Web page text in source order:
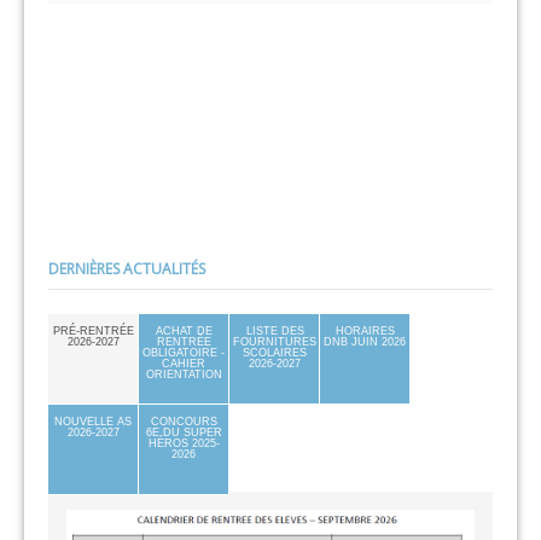
DERNIÈRES ACTUALITÉS
PRÉ-RENTRÉE
2026-2027
ACHAT DE
RENTRÉE
OBLIGATOIRE -
CAHIER
ORIENTATION
LISTE DES
FOURNITURES
SCOLAIRES
2026-2027
HORAIRES
DNB JUIN 2026
NOUVELLE AS
2026-2027
CONCOURS
6E DU SUPER
HÉROS 2025-
2026